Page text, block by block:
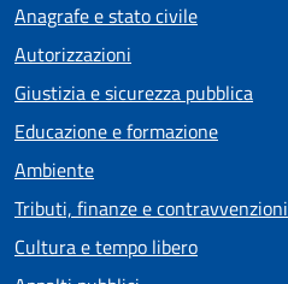
Anagrafe e stato civile
Autorizzazioni
Giustizia e sicurezza pubblica
Educazione e formazione
Ambiente
Tributi, finanze e contravvenzioni
Cultura e tempo libero